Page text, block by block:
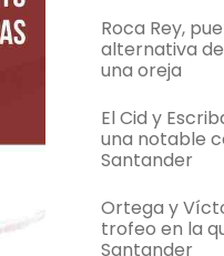
Roca Rey,
alternativa
una oreja
El Cid y
una notable
Santander
Ortega y
trofeo en la
Santander